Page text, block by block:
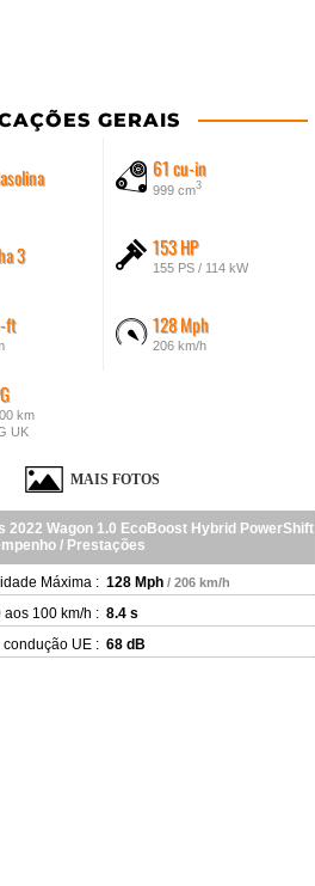
GERAIS
61 cu-in
999 cm3
3 153 HP
155 PS / 114 kW
ft 128 Mph
206 km/h
km
UK
MAIS FOTOS
2022 Wagon 1.0 EcoBoost Hybrid PowerShift
/ Prestações
Máxima : 128 Mph / 206 km/h
100 km/h : 8.4 s
condução UE : 68 dB